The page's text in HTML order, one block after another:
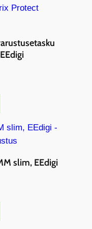
slim, EEdigi